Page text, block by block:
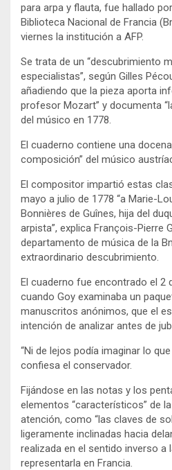
para arpa y flauta, fue hallado
Biblioteca Nacional de Francia
viernes la institución a AFP.
Se trata de un “descubrimiento
especialistas”, según Gilles
añadiendo que la pieza aporta
profesor Mozart” y documenta
del músico en 1778.
El cuaderno contiene una
composición” del músico
El compositor impartió estas
mayo a julio de 1778 “a Marie-
Bonnières de Guînes, hija del
arpista”, explica François-Pierre
departamento de música de la
extraordinario descubrimiento.
El cuaderno fue encontrado el 2
cuando Goy examinaba un
manuscritos anónimos, que el
intención de analizar antes de
“Ni de lejos podía imaginar lo
confiesa el conservador.
Fijándose en las notas y los
elementos “característicos” de
atención, como “las claves de
ligeramente inclinadas hacia
realizada en el sentido inverso a
representarla en Francia.